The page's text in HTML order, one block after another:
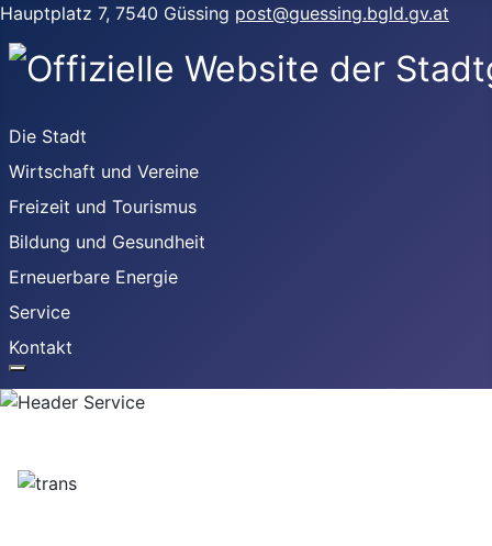
Hauptplatz 7, 7540 Güssing post@guessing.bgld.gv.at
Die Stadt
Wirtschaft und Vereine
Freizeit und Tourismus
Bildung und Gesundheit
Erneuerbare Energie
Service
Kontakt